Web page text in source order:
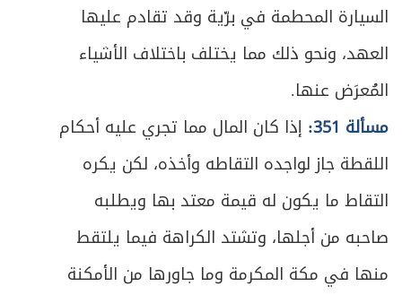
السيارة المحطمة في برّية وقد تقادم عليها
العهد، ونحو ذلك مما يختلف باختلاف الأشياء
المُعرَض عنها.
مسألة 351:
إذا كان المال مما تجري عليه أحكام
اللقطة جاز لواجده التقاطه وأخذه، لكن يكره
التقاط ما يكون له قيمة معتد بها ويطلبه
صاحبه من أجلها، وتشتد الكراهة فيما يلتقط
منها في مكة المكرمة وما جاورها من الأمكنة